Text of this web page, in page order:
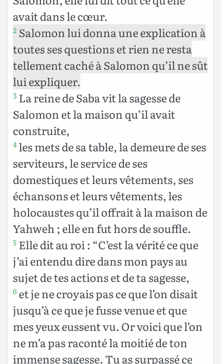
avait dans le cœur.
2 Salomon lui donna une explication à
toutes ses questions et rien ne resta
tellement caché à Salomon qu’il ne sût
lui expliquer.
3 La reine de Saba vit la sagesse de
Salomon et la maison qu’il avait
construite,
4 les mets de sa table, la demeure de ses
serviteurs, le service de ses
domestiques et leurs vêtements, ses
échansons et leurs vêtements, les
holocaustes qu’il offrait à la maison de
Yahweh ; elle en fut hors de souffle.
5 Elle dit au roi : “C’est la vérité ce que
j’ai entendu dire dans mon pays au
sujet de tes actions et de ta sagesse,
6 et je ne croyais pas ce que l’on disait
jusqu’à ce que je fusse venue et que
mes yeux eussent vu. Or voici que l’on
ne m’a pas raconté la moitié de ton
immense sagesse. Tu as surpassé ce